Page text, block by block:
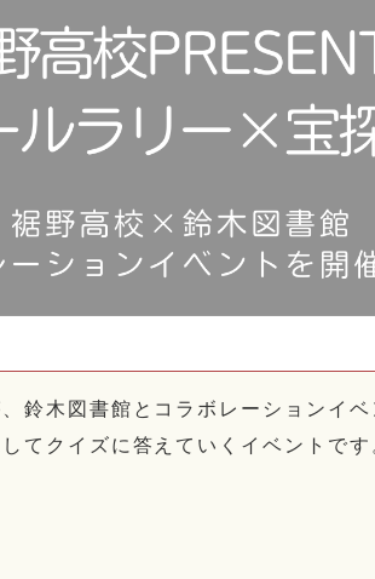
木図書館とコラボレーションイベ
クイズに答えていくイベントで